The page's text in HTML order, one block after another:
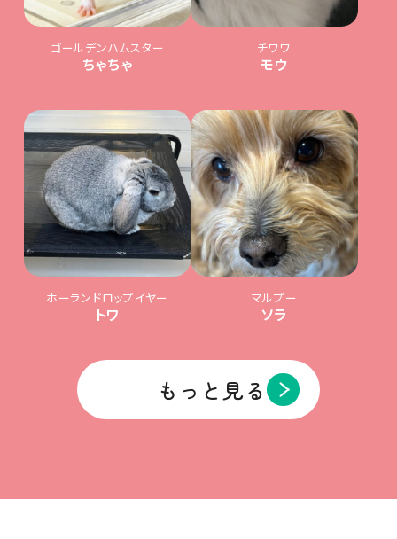
ゴールデンハムスター
ちゃちゃ
チワワ
モウ
ホーランドロップイヤー
トワ
マルプー
ソラ
もっと見る